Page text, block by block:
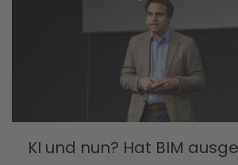
KI und nun? Hat BIM